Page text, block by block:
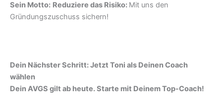
Sein Motto: Reduziere das Risiko: Mit uns den
Gründungszuschuss sichern!
Dein Nächster Schritt: Jetzt Toni als Deinen Coach
wählen
Dein AVGS gilt ab heute. Starte mit Deinem Top-Coach!